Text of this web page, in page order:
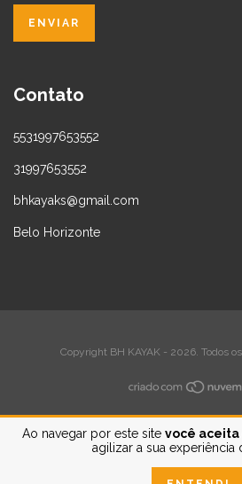
Ao navegar por este site você aceita
agilizar a sua experiência
Contato
5531997653552
31997653552
bhkayaks@gmail.com
Belo Horizonte
Copyright BH KAYAK - 2026. Todos